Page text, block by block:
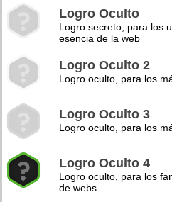
Logro Oculto
Logro secreto, para los
esencia de la web
Logro Oculto 2
Logro oculto, para los
Logro Oculto 3
Logro oculto, para los
Logro Oculto 4
Logro oculto, para los
de webs